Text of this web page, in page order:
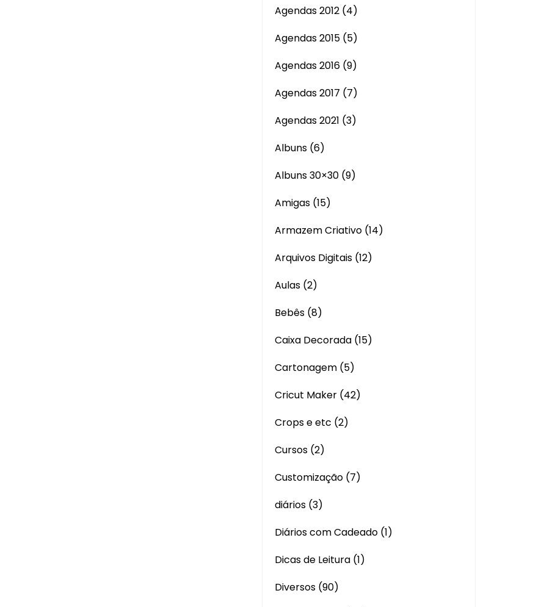
Agendas 2012 (4)
Agendas 2015 (5)
Agendas 2016 (9)
Agendas 2017 (7)
Agendas 2021 (3)
Albuns (6)
Albuns 30×30 (9)
Amigas (15)
Armazem Criativo (14)
Arquivos Digitais (12)
Aulas (2)
Bebês (8)
Caixa Decorada (15)
Cartonagem (5)
Cricut Maker (42)
Crops e etc (2)
Cursos (2)
Customização (7)
diários (3)
Diários com Cadeado (1)
Dicas de Leitura (1)
Diversos (90)